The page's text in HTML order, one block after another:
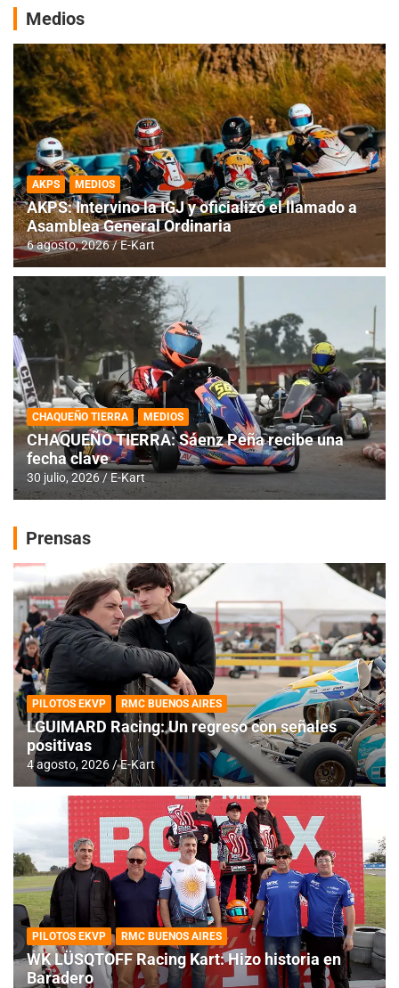
Medios
AKPS MEDIOS
AKPS: Intervino la IGJ y oficializó el llamado a
Asamblea General Ordinaria
6 agosto, 2026 E-Kart
CHAQUEÑO TIERRA MEDIOS
CHAQUEÑO TIERRA: Sáenz Peña recibe una
fecha clave
30 julio, 2026 E-Kart
Prensas
PILOTOS EKVP RMC BUENOS AIRES
LGUIMARD Racing: Un regreso con señales
positivas
4 agosto, 2026 E-Kart
PILOTOS EKVP RMC BUENOS AIRES
WK LÜSQTOFF Racing Kart: Hizo historia en
Baradero